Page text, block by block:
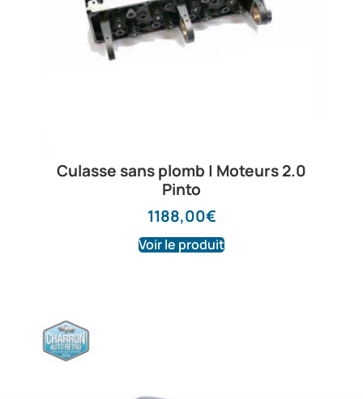
Culasse sans plomb | Moteurs 2.0
Pinto
1188,00€
Voir le produit